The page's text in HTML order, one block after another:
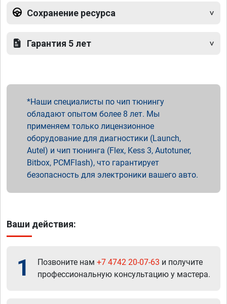
Сохранение ресурса
Гарантия 5 лет
Наши специалисты по чип тюнингу
обладают опытом более 8 лет. Мы
применяем только лицензионное
оборудование для диагностики (Launch,
Autel) и чип тюнинга (Flex, Kess 3, Autotuner,
Bitbox, PCMFlash), что гарантирует
безопасность для электроники вашего авто.
Ваши действия:
1 Позвоните нам +7 4742 20-07-63 и получите
профессиональную консультацию у мастера.